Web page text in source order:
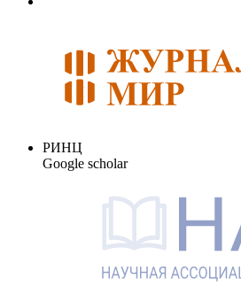
РИНЦ
Google scholar